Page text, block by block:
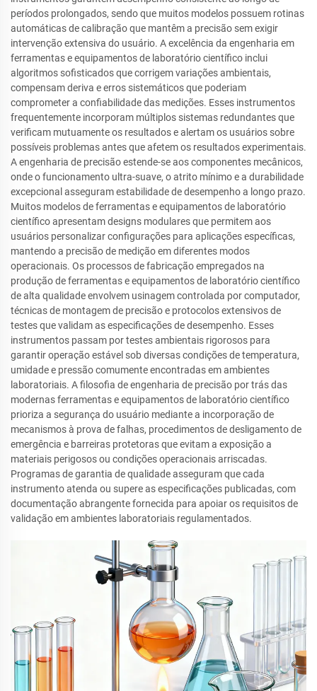
períodos prolongados, sendo que muitos modelos possuem rotinas
automáticas de calibração que mantêm a precisão sem exigir
intervenção extensiva do usuário. A excelência da engenharia em
ferramentas e equipamentos de laboratório científico inclui
algoritmos sofisticados que corrigem variações ambientais,
compensam deriva e erros sistemáticos que poderiam
comprometer a confiabilidade das medições. Esses instrumentos
frequentemente incorporam múltiplos sistemas redundantes que
verificam mutuamente os resultados e alertam os usuários sobre
possíveis problemas antes que afetem os resultados experimentais.
A engenharia de precisão estende-se aos componentes mecânicos,
onde o funcionamento ultra-suave, o atrito mínimo e a durabilidade
excepcional asseguram estabilidade de desempenho a longo prazo.
Muitos modelos de ferramentas e equipamentos de laboratório
científico apresentam designs modulares que permitem aos
usuários personalizar configurações para aplicações específicas,
mantendo a precisão de medição em diferentes modos
operacionais. Os processos de fabricação empregados na
produção de ferramentas e equipamentos de laboratório científico
de alta qualidade envolvem usinagem controlada por computador,
técnicas de montagem de precisão e protocolos extensivos de
testes que validam as especificações de desempenho. Esses
instrumentos passam por testes ambientais rigorosos para
garantir operação estável sob diversas condições de temperatura,
umidade e pressão comumente encontradas em ambientes
laboratoriais. A filosofia de engenharia de precisão por trás das
modernas ferramentas e equipamentos de laboratório científico
prioriza a segurança do usuário mediante a incorporação de
mecanismos à prova de falhas, procedimentos de desligamento de
emergência e barreiras protetoras que evitam a exposição a
materiais perigosos ou condições operacionais arriscadas.
Programas de garantia de qualidade asseguram que cada
instrumento atenda ou supere as especificações publicadas, com
documentação abrangente fornecida para apoiar os requisitos de
validação em ambientes laboratoriais regulamentados.